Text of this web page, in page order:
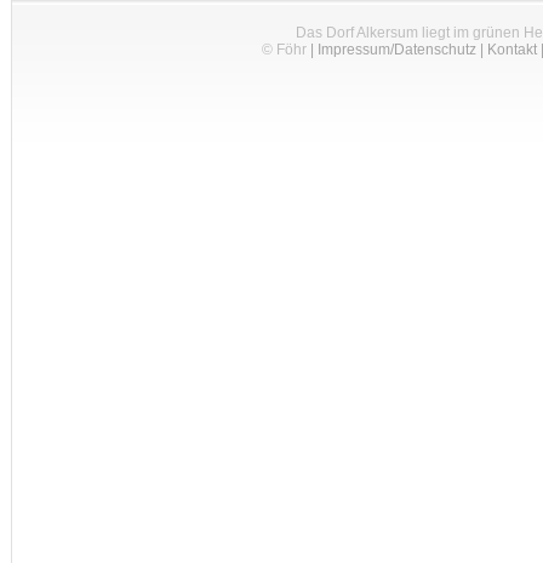
Das Dorf Alkersum liegt im grünen
© Föhr| Impressum/Datenschutz| Kontakt